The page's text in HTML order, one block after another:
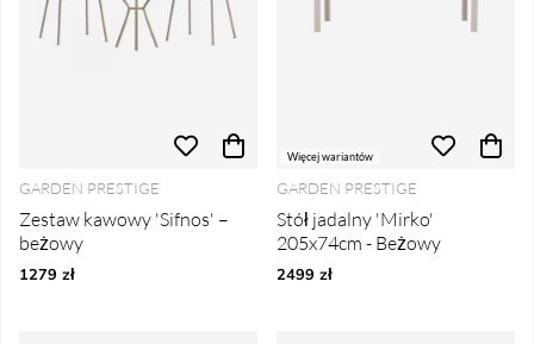
GARDEN PRESTIGE
Zestaw kawowy 'Sifnos' –
beżowy
1279 zł
Więcej wariantów
GARDEN PRESTIGE
Stół jadalny 'Mirko'
205x74cm - Beżowy
2499 zł